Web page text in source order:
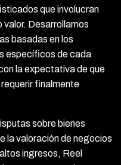
que involucran
Desarrollamos
basadas en los
específicos de cada
la expectativa de que
finalmente
sobre bienes
la valoración de negocios
ingresos, Reel